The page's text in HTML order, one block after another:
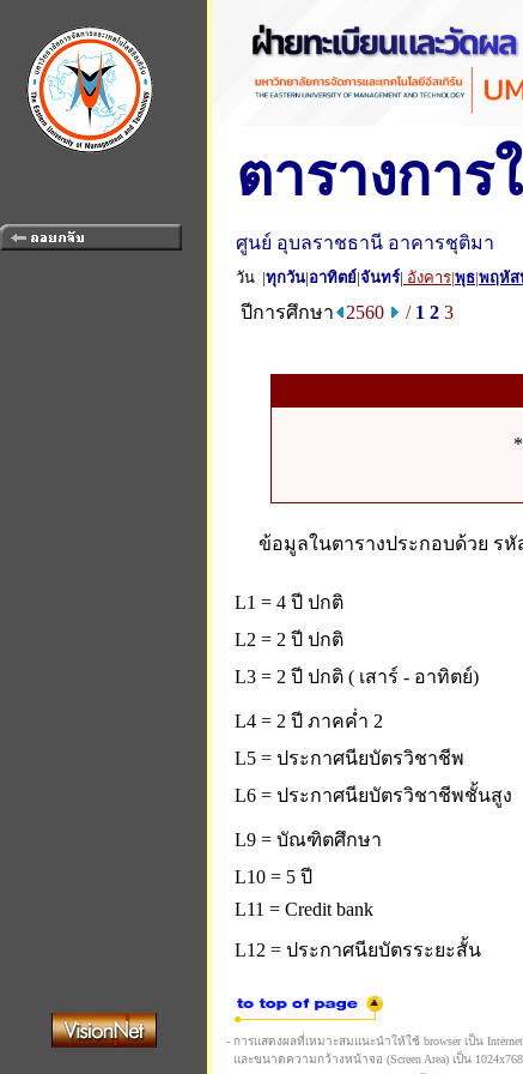
ตารางการ
ศูนย์ อุบลราชธานี อาคารชุติมา
วัน |ทุกวัน|อาทิตย์|จันทร์| อังคาร|พุธ|พฤหัส
ปีการศึกษา 2560 / 1 2 3
ข้อมูลในตารางประกอบด้วย ร
L1 = 4 ปี ปกติ
L2 = 2 ปี ปกติ
L3 = 2 ปี ปกติ ( เสาร์ - อาทิตย์)
L4 = 2 ปี ภาคค่ำ 2
L5 = ประกาศนียบัตรวิชาชีพ
L6 = ประกาศนียบัตรวิชาชีพชั้นสูง
L9 = บัณฑิตศึกษา
L10 = 5 ปี
L11 = Credit bank
L12 = ประกาศนียบัตรระยะสั้น
- การแสดงผลที่เหมาะสมแนะนำให้ใช้ browser เป็น Internet
และขนาดความกว้างหน้าจอ (Screen Area) เป็น 1024x768